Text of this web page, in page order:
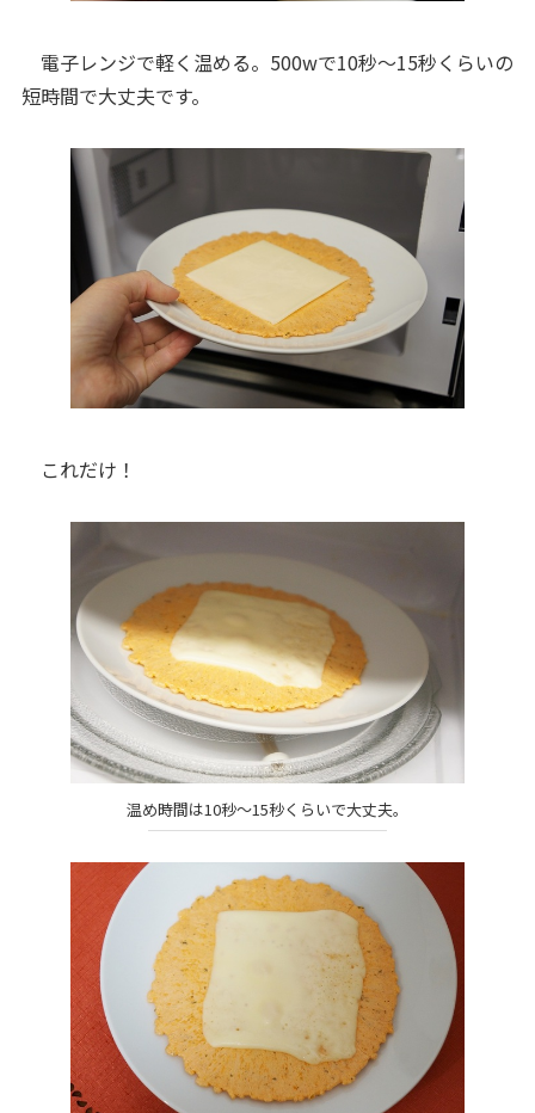
電子レンジで軽く温める。500wで10秒～15秒くらいの
短時間で大丈夫です。
これだけ！
温め時間は10秒～15秒くらいで大丈夫。